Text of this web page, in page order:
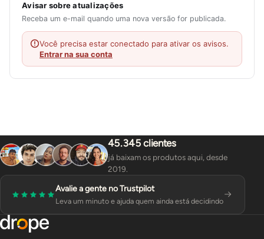
Avisar sobre atualizações
Receba um e-mail quando uma nova versão for publicada.
Você precisa estar conectado para ativar os avisos.
Entrar na sua conta
45.345 clientes
já baixam os produtos aqui, desde
2019.
Avalie a gente no Trustpilot
Leva um minuto e ajuda quem ainda está decidindo